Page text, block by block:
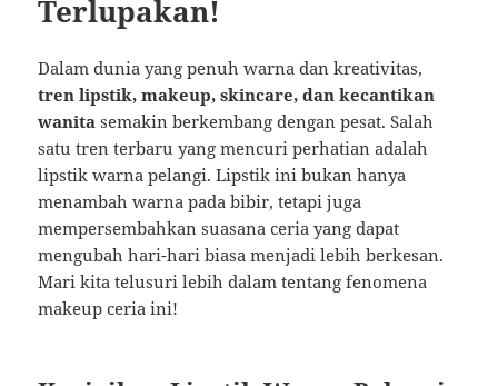
Terlupakan!
Dalam dunia yang penuh warna dan kreativitas,
tren lipstik, makeup, skincare, dan kecantikan
wanita semakin berkembang dengan pesat. Salah
satu tren terbaru yang mencuri perhatian adalah
lipstik warna pelangi. Lipstik ini bukan hanya
menambah warna pada bibir, tetapi juga
mempersembahkan suasana ceria yang dapat
mengubah hari-hari biasa menjadi lebih berkesan.
Mari kita telusuri lebih dalam tentang fenomena
makeup ceria ini!